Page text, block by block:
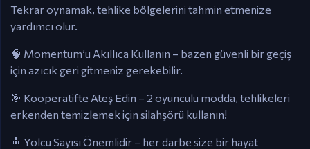
Tekrar oynamak, tehlike bölgelerini tahmin etmenize
yardımcı olur.
🧠 Momentum’u Akıllıca Kullanın – bazen güvenli bir geçiş
için azıcık geri gitmeniz gerekebilir.
🎯 Kooperatifte Ateş Edin – 2 oyunculu modda, tehlikeleri
erkenden temizlemek için silahşörü kullanın!
🧍 Yolcu Sayısı Önemlidir – her darbe size bir hayat